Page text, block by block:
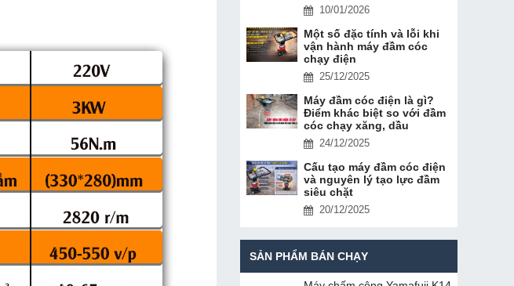
10/01/2026
Một số đặc tính và lỗi khi
vận hành máy đầm cóc
chạy điện
25/12/2025
Máy đầm cóc điện là gì?
Điểm khác biệt so với đầm
cóc chạy xăng, dầu
24/12/2025
Cấu tạo máy đầm cóc điện
và nguyên lý tạo lực đầm
siêu chặt
20/12/2025
SẢN PHẨM BÁN CHẠY